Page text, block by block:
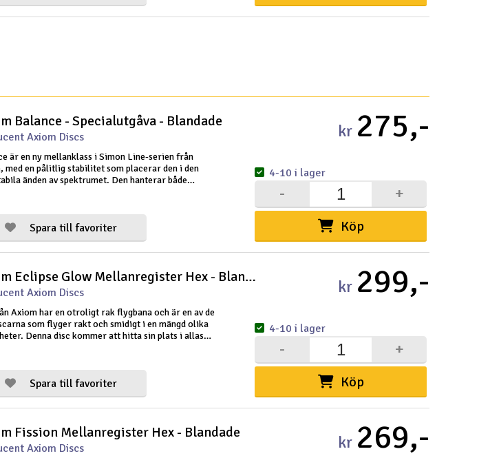
Balance - Specialutgåva - Blandade
Axiom Discs
är en ny mellanklass i Simon Line-serien från
med en pålitlig stabilitet som placerar den i den
änden av spektrumet. Den hanterar både
Spara till favoriter
kr 275,-
Köp
+
-
4-10 i lager
Axiom Eclipse Glow Mellanregister Hex - Blandade
Axiom Discs
Axiom har en otroligt rak flygbana och är en av de
som flyger rakt och smidigt i en mängd olika
Denna disc kommer att hitta sin plats i allas
Spara till favoriter
kr 299,-
Köp
+
-
4-10 i lager
Fission Mellanregister Hex - Blandade
Axiom Discs kr 269,-